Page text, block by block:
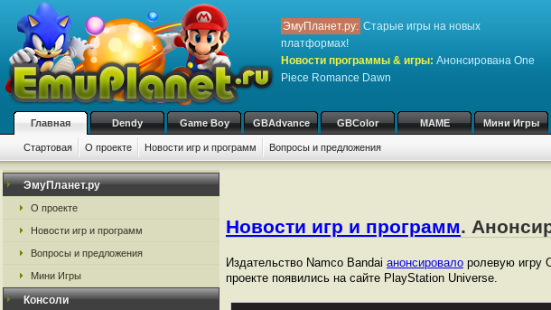
ЭмуПланет.ру: Старые игры на новых
платформах!
Новости программы & игры: Анонсирована One
Piece Romance Dawn
Главная Dendy Game Boy GBAdvance GBColor MAME Мини Игры
Стартовая О проекте Новости игр и программ Вопросы и предложения
ЭмуПланет.ру
О проекте
Новости игр и программ
Вопросы и предложения
Мини Игры
Консоли
Новости игр и программ.
Издательство Namco Bandai анонсировало ролевую игру
проекте появились на сайте PlayStation Universe.